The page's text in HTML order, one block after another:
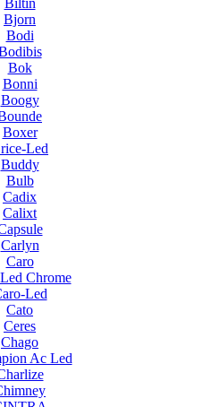
Bjorn
Bodi
Bok
Bonni
Boogy
Boxer
Led
Buddy
Bulb
Cadix
Calixt
Carlyn
Caro
Chrome
Led
Cato
Ceres
Chago
Ac Led